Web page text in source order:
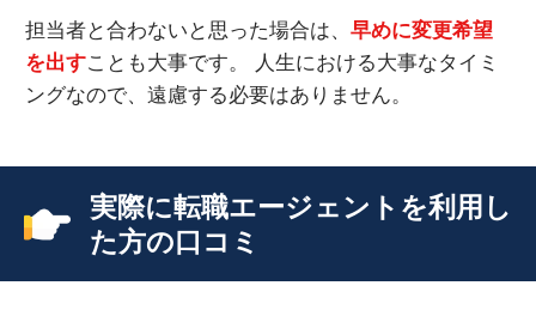
担当者と合わないと思った場合は、 早めに変更希望
を出すことも大事です。 人生における大事なタイミ
ングなので、遠慮する必要はありません。
実際に転職エージェントを利用し
た方の口コミ